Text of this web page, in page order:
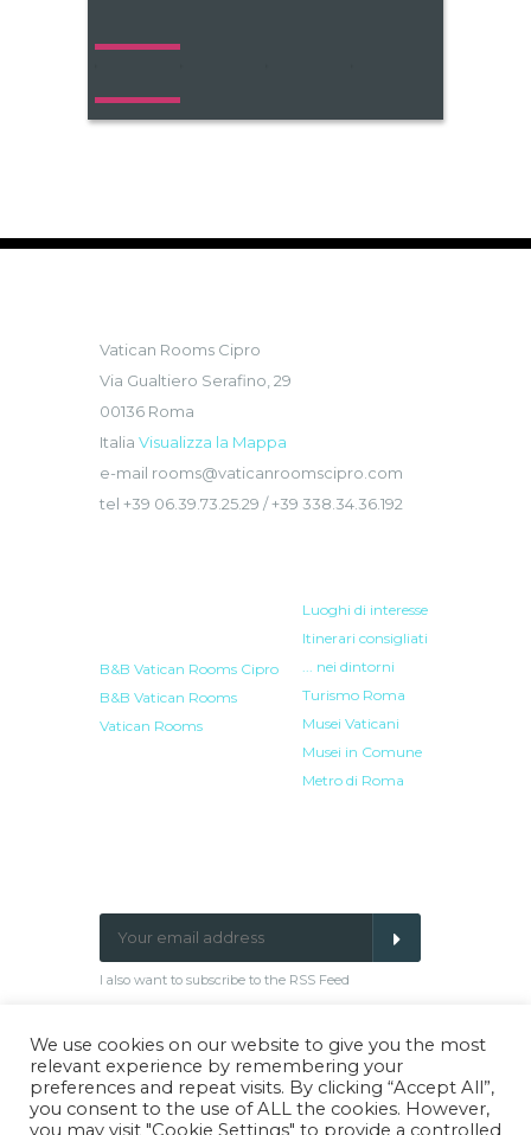
Vatican Rooms Cipro
Via Gualtiero Serafino, 29
00136 Roma
Italia Visualizza la Mappa
e-mail rooms@vaticanroomscipro.com
tel +39 06.39.73.25.29 / +39 338.34.36.192
B&B Vatican Rooms Cipro
B&B Vatican Rooms
Vatican Rooms
Luoghi di interesse
Itinerari consigliati
... nei dintorni
Turismo Roma
Musei Vaticani
Musei in Comune
Metro di Roma
I also want to subscribe to the RSS Feed
Facebook
Google
Plus
TwitterPinterest
We use cookies on our website to give you the most
relevant experience by remembering your
preferences and repeat visits. By clicking “Accept All”,
you consent to the use of ALL the cookies. However,
you may visit "Cookie Settings" to provide a controlled